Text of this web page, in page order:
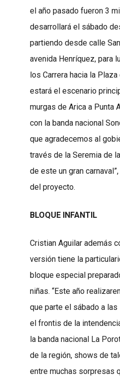
el año pasado fueron 3
desarrollará el sábado
partiendo desde calle
avenida Henríquez, para
los Carrera hacia la
estará el escenario
murgas de Arica a Punta
con la banda nacional
que agradecemos al
través de la Seremia de
de este un gran
del proyecto.
BLOQUE INFANTIL
Cristian Aguilar además
versión tiene la
bloque especial
niñas. “Este año
que parte el sábado a las
el frontis de la
la banda nacional La
de la región, shows de
entre muchas sorpresas